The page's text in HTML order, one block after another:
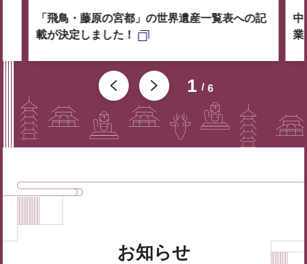
1 6
「飛鳥・藤原の宮都」の世界遺産一覧表への記
載が決定しました！
中
業
お知らせ